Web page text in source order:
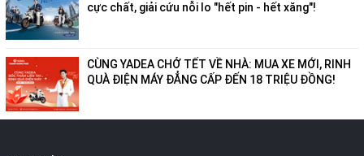
cực chất, giải cứu nỗi lo "hết pin - hết xăng"!
CÙNG YADEA CHỞ TẾT VỀ NHÀ: MUA XE MỚI, RINH
QUÀ ĐIỆN MÁY ĐẲNG CẤP ĐẾN 18 TRIỆU ĐỒNG!